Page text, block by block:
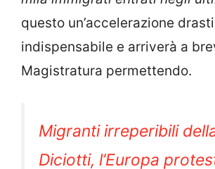
questo un’accelerazione
indispensabile e arriverà a
Magistratura permettendo.
Migranti irreperibili
Diciotti, l’Europa